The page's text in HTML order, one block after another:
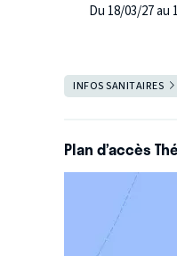
Du 18/03/27 au
Salle ouverte
INFOS SANITAIRES
Plan d’accès